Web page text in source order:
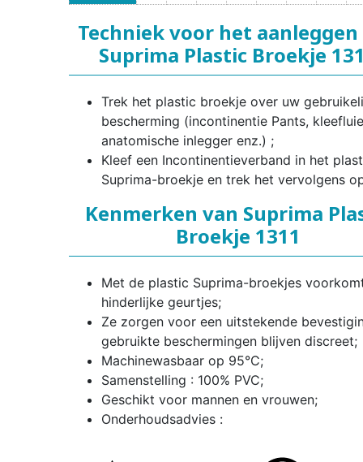
Techniek voor het aanleggen
Suprima Plastic Broekje
Trek het plastic broekje over uw
bescherming (incontinentie Pants,
anatomische inlegger enz.) ;
Kleef een Incontinentieverband in het
Suprima-broekje en trek het vervolgens
Kenmerken van Suprima
Broekje 1311
Met de plastic Suprima-broekjes
hinderlijke geurtjes;
Ze zorgen voor een uitstekende
gebruikte beschermingen blijven discreet;
Machinewasbaar op 95°C;
Samenstelling : 100% PVC;
Geschikt voor mannen en vrouwen;
Onderhoudsadvies :